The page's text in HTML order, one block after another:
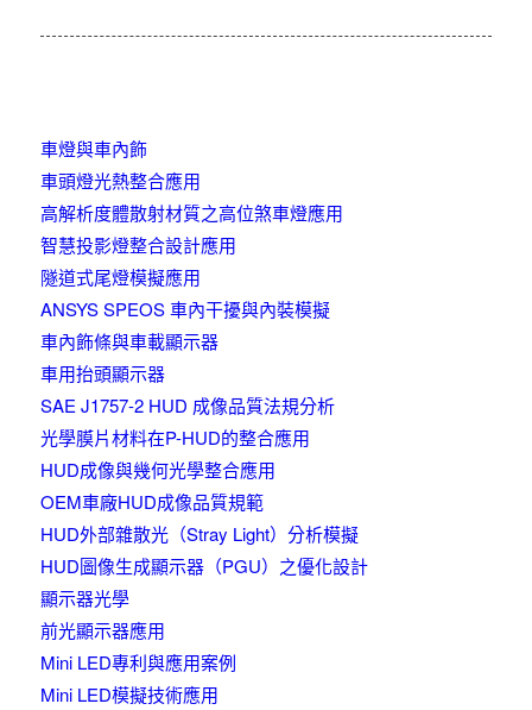
車燈與車內飾
車頭燈光熱整合應用
高解析度體散射材質之高位煞車燈應用
智慧投影燈整合設計應用
隧道式尾燈模擬應用
ANSYS SPEOS 車內干擾與內裝模擬
車內飾條與車載顯示器
車用抬頭顯示器
SAE J1757-2 HUD 成像品質法規分析
光學膜片材料在P-HUD的整合應用
HUD成像與幾何光學整合應用
OEM車廠HUD成像品質規範
HUD外部雜散光（Stray Light）分析模擬
HUD圖像生成顯示器（PGU）之優化設計
顯示器光學
前光顯示器應用
Mini LED專利與應用案例
Mini LED模擬技術應用